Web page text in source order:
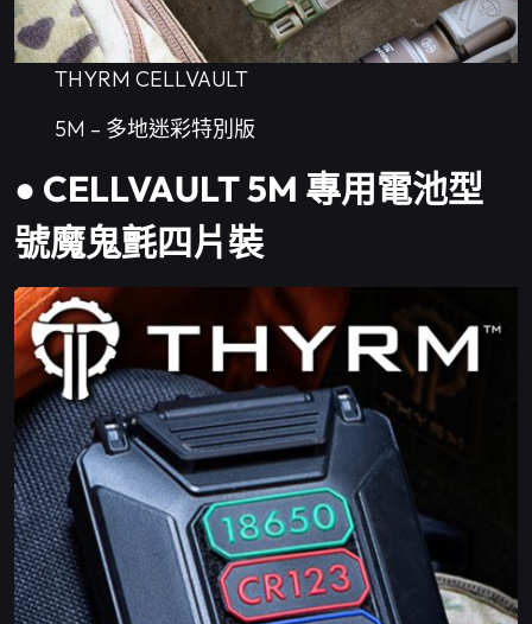
THYRM CELLVAULT
5M – 多地迷彩特別版
● CELLVAULT 5M 專用電池型
號魔鬼氈四片裝